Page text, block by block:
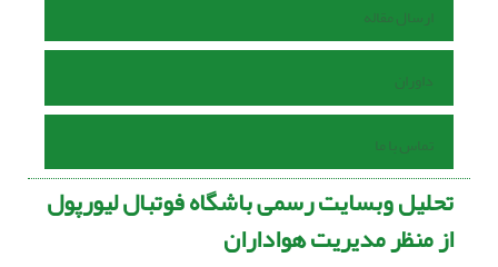
ارسال مقاله
داوران
تماس با ما
تحلیل وبسایت رسمی باشگاه فوتبال لیورپول
از منظر مدیریت هواداران